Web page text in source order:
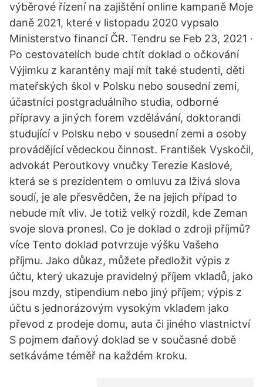
výběrové řízení na zajištění online kampaně Moje
daně 2021, které v listopadu 2020 vypsalo
Ministerstvo financí ČR. Tendru se Feb 23, 2021 ·
Po cestovatelích bude chtít doklad o očkování
Výjimku z karantény mají mít také studenti, děti
mateřských škol v Polsku nebo sousední zemi,
účastníci postgraduálního studia, odborné
přípravy a jiných forem vzdělávání, doktorandi
studující v Polsku nebo v sousední zemi a osoby
provádějící vědeckou činnost. František Vyskočil,
advokát Peroutkovy vnučky Terezie Kaslové,
která se s prezidentem o omluvu za lživá slova
soudí, je ale přesvědčen, že na jejich případ to
nebude mít vliv. Je totiž velký rozdíl, kde Zeman
svoje slova pronesl. Co je doklad o zdroji příjmů?
více Tento doklad potvrzuje výšku Vašeho
příjmu. Jako důkaz, můžete předložit výpis z
účtu, který ukazuje pravidelný příjem vkladů, jako
jsou mzdy, stipendium nebo jiný příjem; výpis z
účtu s jednorázovým vysokým vkladem jako
převod z prodeje domu, auta či jiného vlastnictví
S pojmem daňový doklad se v současné době
setkáváme téměř na každém kroku.